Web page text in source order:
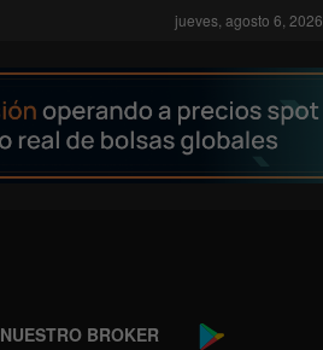
jueves, agosto 6, 2026
NUESTRO BROKER